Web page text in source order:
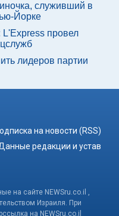
служивший в
Йорке
L'Express провел
лидеров партии
на новости (RSS)
редакции и устав
на сайте NEWSru.co.il ,
Израиля. При
на NEWSru.co.il